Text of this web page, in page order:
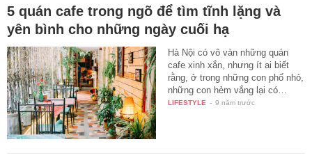
5 quán cafe trong ngõ để tìm tĩnh lặng và
yên bình cho những ngày cuối hạ
Hà Nội có vô vàn những quán
cafe xinh xắn, nhưng ít ai biết
rằng, ở trong những con phố nhỏ,
những con hẻm vắng lại có…
LIFESTYLE - 9 năm trước